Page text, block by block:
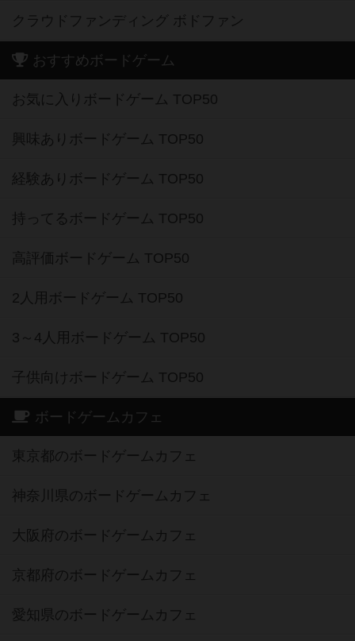
クラウドファンディング ボドファン
おすすめボードゲーム
お気に入りボードゲーム TOP50
興味ありボードゲーム TOP50
経験ありボードゲーム TOP50
持ってるボードゲーム TOP50
高評価ボードゲーム TOP50
2人用ボードゲーム TOP50
3～4人用ボードゲーム TOP50
子供向けボードゲーム TOP50
ボードゲームカフェ
東京都のボードゲームカフェ
神奈川県のボードゲームカフェ
大阪府のボードゲームカフェ
京都府のボードゲームカフェ
愛知県のボードゲームカフェ